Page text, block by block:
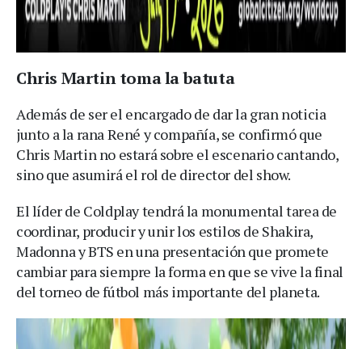
Chris Martin toma la batuta
Además de ser el encargado de dar la gran noticia
junto a la rana René y compañía, se confirmó que
Chris Martin no estará sobre el escenario cantando,
sino que asumirá el rol de director del show.
El líder de Coldplay tendrá la monumental tarea de
coordinar, producir y unir los estilos de Shakira,
Madonna y BTS en una presentación que promete
cambiar para siempre la forma en que se vive la final
del torneo de fútbol más importante del planeta.